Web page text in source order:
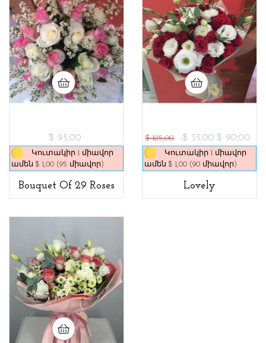
$ 95,00
Կուտակիր 1 միավոր
ամեն $ 1,00 (95 միավոր)
Bouquet Of 29 Roses
$ 125,00 -$ 35,00 $ 90,00
Կուտակիր 1 միավոր
ամեն $ 1,00 (90 միավոր)
Lovely